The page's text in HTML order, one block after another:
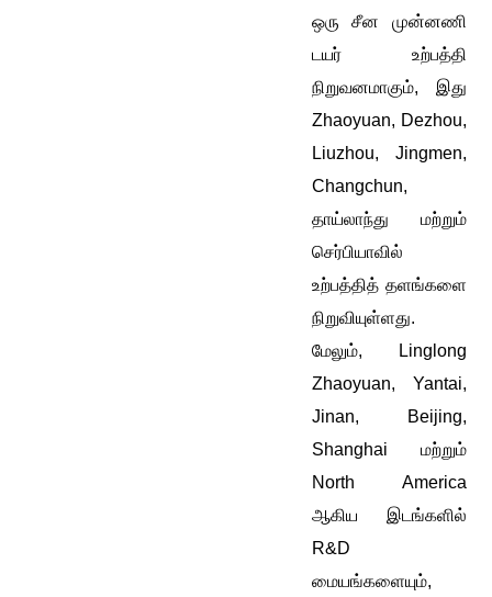
ஒரு சீன முன்னணி
டயர் உற்பத்தி
நிறுவனமாகும், இது
Zhaoyuan, Dezhou,
Liuzhou, Jingmen,
Changchun,
தாய்லாந்து மற்றும்
செர்பியாவில்
உற்பத்தித் தளங்களை
நிறுவியுள்ளது.
மேலும், Linglong
Zhaoyuan, Yantai,
Jinan, Beijing,
Shanghai மற்றும்
North America
ஆகிய இடங்களில்
R&D
மையங்களையும்,